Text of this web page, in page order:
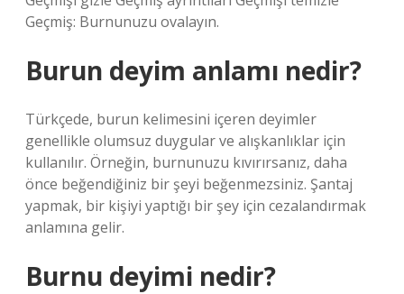
Geçmiş: Burnunuzu ovalayın.
Burun deyim anlamı nedir?
Türkçede, burun kelimesini içeren deyimler
genellikle olumsuz duygular ve alışkanlıklar için
kullanılır. Örneğin, burnunuzu kıvırırsanız, daha
önce beğendiğiniz bir şeyi beğenmezsiniz. Şantaj
yapmak, bir kişiyi yaptığı bir şey için cezalandırmak
anlamına gelir.
Burnu deyimi nedir?